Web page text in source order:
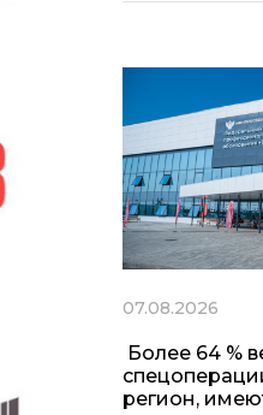
07.08.2026
Более 64 %
регион,